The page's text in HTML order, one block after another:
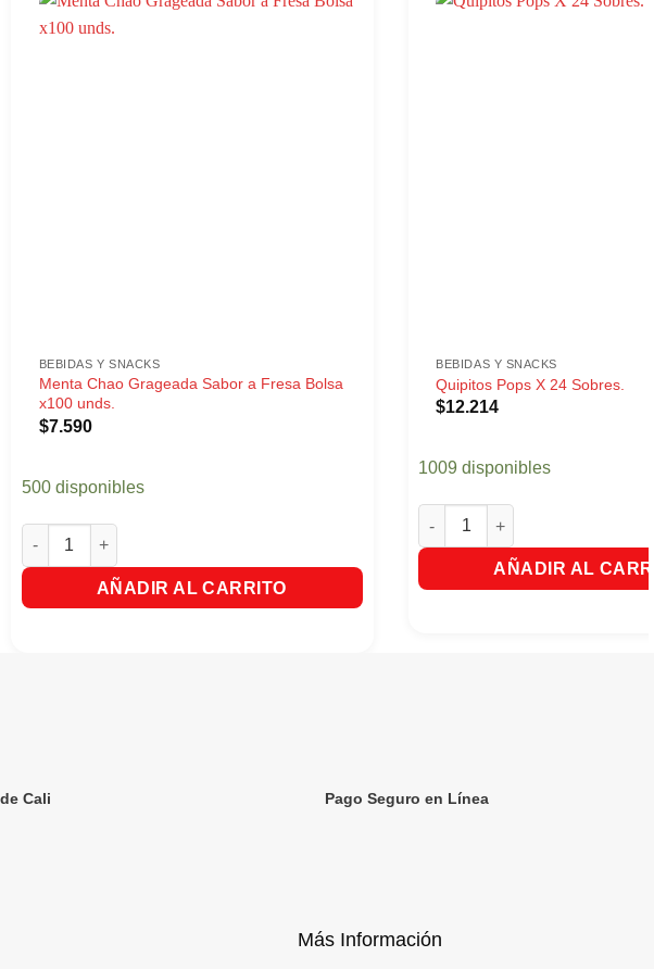
BEBIDAS Y SNACKS
Menta Chao Grageada Sabor a Fresa Bolsa
x100 unds.
$7.590
500 disponibles
Menta Chao Grageada Sabor a Fresa Bolsa x100 unds. cantidad
AÑADIR AL CARRITO
BEBIDAS Y SNACKS
Quipitos Pops X 24 Sobres.
$12.214
1009 disponibles
Quipitos Pops X 24 Sobres.
AÑADIR AL
Cali Pago Seguro en Línea
Más Información